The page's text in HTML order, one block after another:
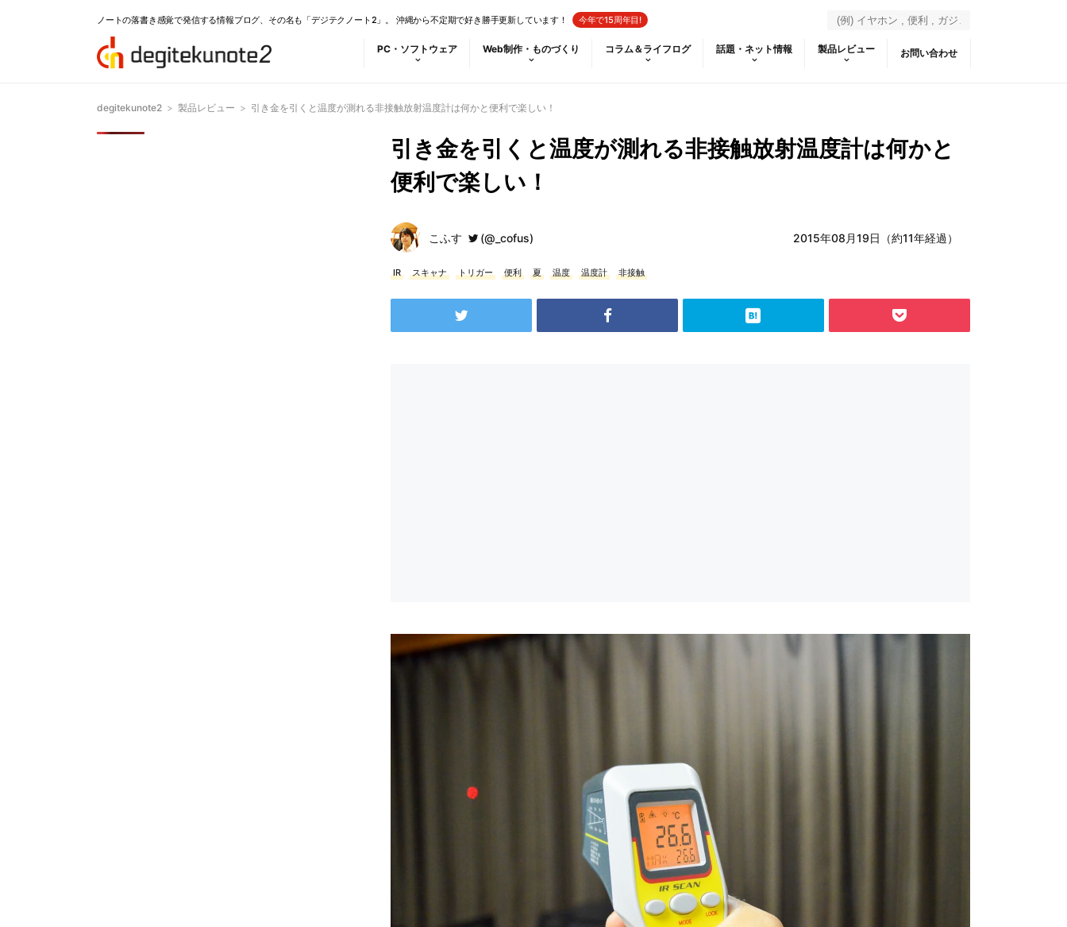
ノートの落書き感覚で発信する情報ブログ、その名も「デジテクノート2」。 沖縄から不定期で好き勝手更新しています！ 今年で15周年目!
PC・ソフトウェア Web制作・ものづくり コラム＆ライフログ 話題・ネット情報 製品レビュー お問い合わせ
degitekunote2 > 製品レビュー > 引き金を引くと温度が測れる非接触放射温度計は何かと便利で楽しい！
引き金を引くと温度が測れる非接触放射温度計は何かと
便利で楽しい！
こふす (@_cofus) 2015年08月19日（約11年経過）
IR スキャナ トリガー 便利 夏 温度 温度計 非接触